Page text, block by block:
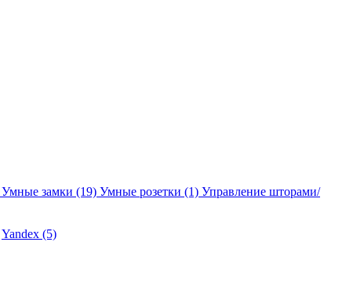
Умные замки (19) Умные розетки (1) Управление шторами/
Yandex (5)